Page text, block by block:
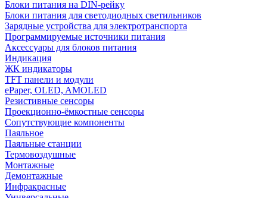
Блоки питания на DIN-рейку
Блоки питания для светодиодных светильников
Зарядные устройства для электротранспорта
Программируемые источники питания
Аксессуары для блоков питания
Индикация
ЖК индикаторы
TFT панели и модули
ePaper, OLED, AMOLED
Резистивные сенсоры
Проекционно-ёмкостные сенсоры
Сопутствующие компоненты
Паяльное
Паяльные станции
Термовоздушные
Монтажные
Демонтажные
Инфракрасные